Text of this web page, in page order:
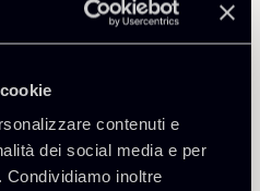
contenuti e
dei social media e per
inoltre